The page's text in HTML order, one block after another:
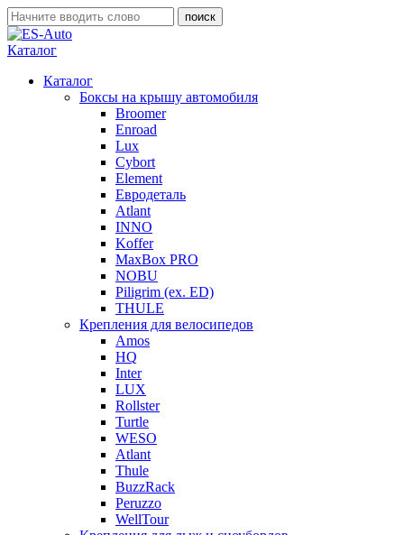
Каталог
Каталог
Боксы на крышу автомобиля
Broomer
Enroad
Lux
Cybort
Element
Евродеталь
Atlant
INNO
Koffer
MaxBox PRO
NOBU
Piligrim (ex. ED)
THULE
Крепления для велосипедов
Amos
HQ
Inter
LUX
Rollster
Turtle
WESO
Atlant
Thule
BuzzRack
Peruzzo
WellTour